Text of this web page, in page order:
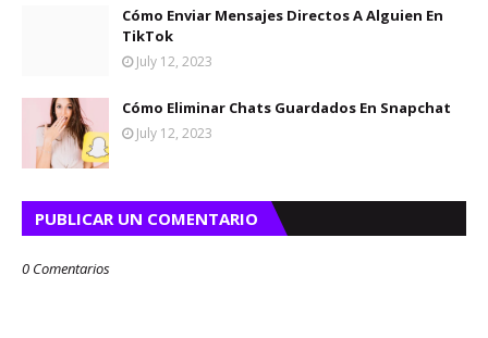
Cómo Enviar Mensajes Directos A Alguien En
TikTok
July 12, 2023
Cómo Eliminar Chats Guardados En Snapchat
July 12, 2023
PUBLICAR UN COMENTARIO
0 Comentarios